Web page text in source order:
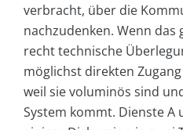
verbracht, über die
nachzudenken. Wenn das
recht technische
möglichst direkten
weil sie voluminös sind
System kommt. Dienste A